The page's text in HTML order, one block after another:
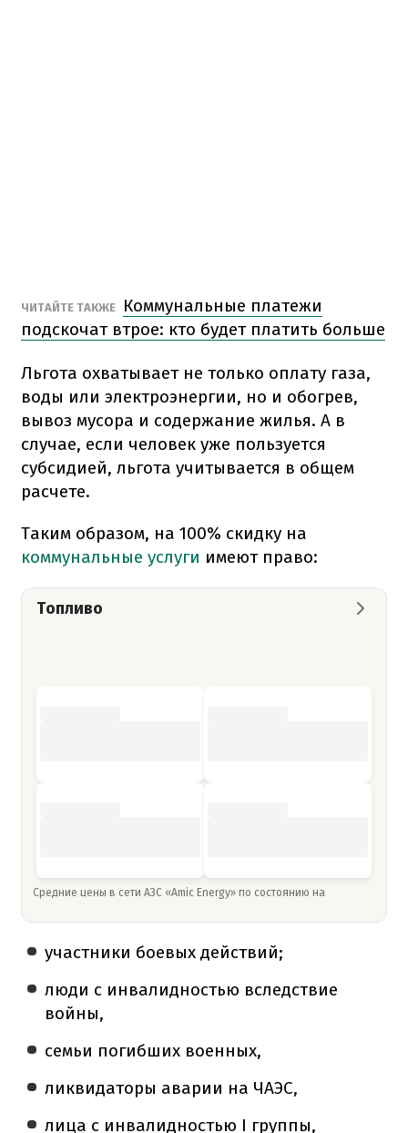
ЧИТАЙТЕ ТАКЖЕ
Коммунальные платежи
подскочат втрое: кто будет платить больше
Льгота охватывает не только оплату газа,
воды или электроэнергии, но и обогрев,
вывоз мусора и содержание жилья. А в
случае, если человек уже пользуется
субсидией, льгота учитывается в общем
расчете.
Таким образом, на 100% скидку на
коммунальные услуги имеют право:
Топливо
Средние цены в сети АЗС «Amic Energy» по состоянию на
участники боевых действий;
люди с инвалидностью вследствие
войны,
семьи погибших военных,
ликвидаторы аварии на ЧАЭС,
лица с инвалидностью I группы,